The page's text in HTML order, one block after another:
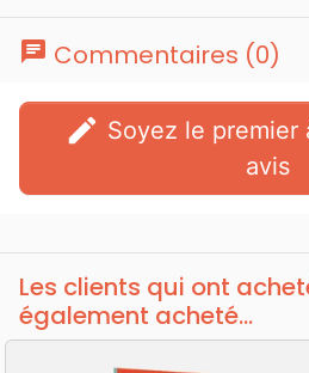
chat Commentaires (0)
edit
avis
Les clients qui ont
également acheté...